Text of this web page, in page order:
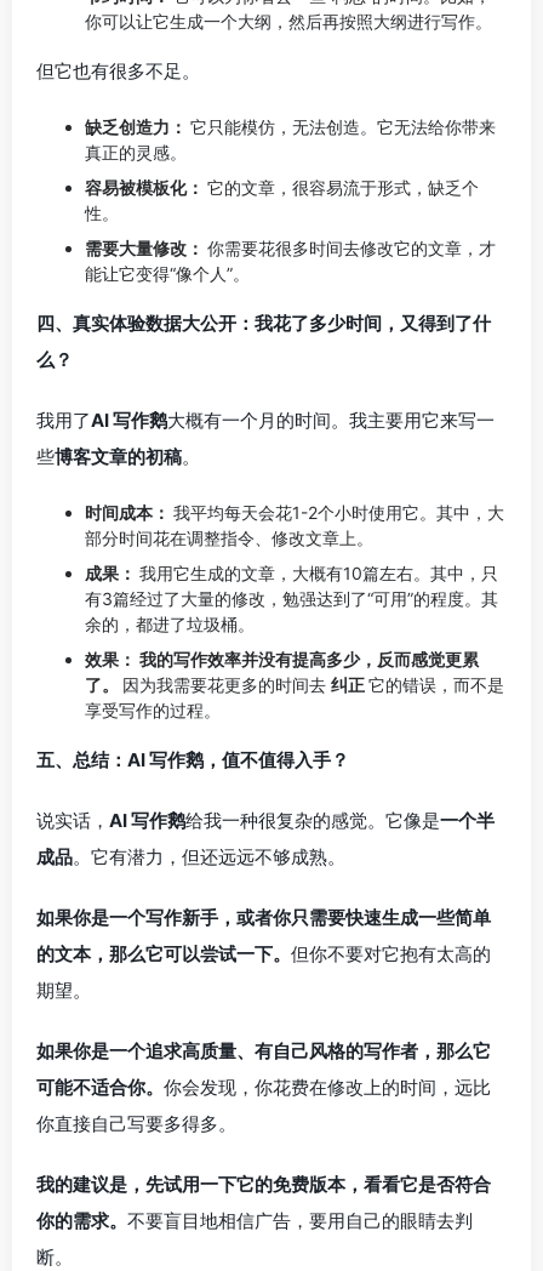
你可以让它生成一个大纲，然后再按照大纲进行写作。
但它也有很多不足。
缺乏创造力： 它只能模仿，无法创造。它无法给你带来
真正的灵感。
容易被模板化： 它的文章，很容易流于形式，缺乏个
性。
需要大量修改： 你需要花很多时间去修改它的文章，才
能让它变得“像个人”。
四、真实体验数据大公开：我花了多少时间，又得到了什
么？
我用了AI 写作鹅大概有一个月的时间。我主要用它来写一
些博客文章的初稿。
时间成本： 我平均每天会花1-2个小时使用它。其中，大
部分时间花在调整指令、修改文章上。
成果： 我用它生成的文章，大概有10篇左右。其中，只
有3篇经过了大量的修改，勉强达到了“可用”的程度。其
余的，都进了垃圾桶。
效果： 我的写作效率并没有提高多少，反而感觉更累
了。 因为我需要花更多的时间去 纠正它的错误，而不是
享受写作的过程。
五、总结：AI 写作鹅，值不值得入手？
说实话， AI 写作鹅给我一种很复杂的感觉。它像是一个半
成品。它有潜力，但还远远不够成熟。
如果你是一个写作新手，或者你只需要快速生成一些简单
的文本，那么它可以尝试一下。 但你不要对它抱有太高的
期望。
如果你是一个追求高质量、有自己风格的写作者，那么它
可能不适合你。 你会发现，你花费在修改上的时间，远比
你直接自己写要多得多。
我的建议是，先试用一下它的免费版本，看看它是否符合
你的需求。 不要盲目地相信广告，要用自己的眼睛去判
断。